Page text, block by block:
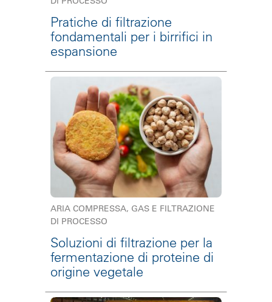
Pratiche di filtrazione
fondamentali per i birrifici in
espansione
ARIA COMPRESSA, GAS E FILTRAZIONE
DI PROCESSO
Soluzioni di filtrazione per la
fermentazione di proteine di
origine vegetale